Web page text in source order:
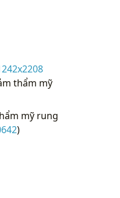
thẩm mỹ
mỹ rung
)